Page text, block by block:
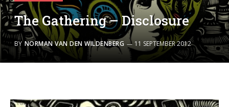
The Gathering – Disclosure
BY NORMAN VAN DEN WILDENBERG 11 SEPTEMBER 2012